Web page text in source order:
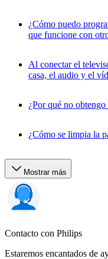
¿Cómo puedo
que funcione con
Al conectar el
casa, el audio y el
¿Por qué no
¿Cómo se limpia la
Mostrar más
Contacto con Philips
Estaremos encantados de